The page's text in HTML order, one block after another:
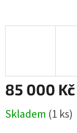
85 000 Kč
cena:
Skladem (1 ks)